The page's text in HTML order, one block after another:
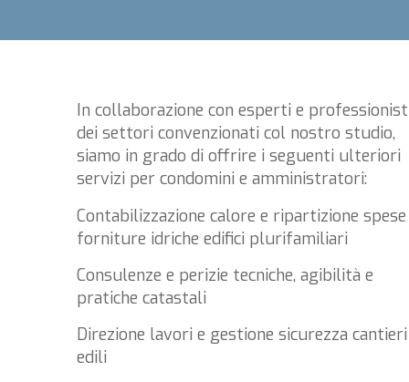
In collaborazione con esperti e
dei settori convenzionati col nostro studio,
siamo in grado di offrire i seguenti ulteriori
servizi per condomini e amministratori:
Contabilizzazione calore e ripartizione spese
forniture idriche edifici plurifamiliari
Consulenze e perizie tecniche, agibilità e
pratiche catastali
Direzione lavori e gestione sicurezza cantieri
edili